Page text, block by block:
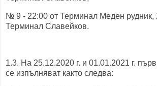
№ 9 - 22:00 от Терминал Меден рудник,
Терминал Славейков.
1.3. На 25.12.2020 г. и 01.01.2021 г.
се изпълняват както следва: